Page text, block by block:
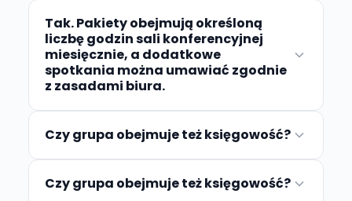
Tak. Pakiety obejmują określoną
liczbę godzin sali konferencyjnej
miesięcznie, a dodatkowe
spotkania można umawiać zgodnie
z zasadami biura.
Czy grupa obejmuje też księgowość?
Czy grupa obejmuje też księgowość?